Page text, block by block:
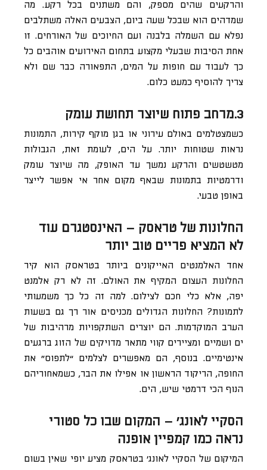
והרקעים שהים מספק, והם משתנים בכל רקע. מה
שמדהים הוא שבכל שעה ביום, הצבעים האלה משתלבים
נפלא עם השמלה בלבנה ועם החיוכים של האורחים. זו
אחת הסיבות שבעלי מקצוע בתחום האירועים אוהבים כל
כך לעבוד עם חופות על המים, התפאורה כבר שם ולא
צריך להוסיף כמעט כלום.
3.מרחב פתוח שיוצר תחושת עומק
כשמצטלמים באולם עירוני או בגן מוקף קירות, התמונות
נראות שטוחות יותר. על הים, לעומת זאת, הגבולות
מטשטשים והרקע נמשך עד האופק, מה שיוצר עומק
ודרמטיות בתמונות שבאף מקום אחר אי אפשר לייצר
באופן טבעי.
החלונות של טראסק – האינסטגרם עוד
לא המציא פריים טוב יותר
אחד האלמנטים האייקונים ביותר בטראסק הוא קיר
החלונות העצום המקיף את האולם. זה לא רק אלמנט
יפה, אלא כלי חכם לצילום. למה זה כל כך משמעותי
לתמונות? החלונות הגדולים מכניסים אור רך גם בשעות
הערב המוקדמות. הם יוצרים השתקפויות מרהיבות של
ים ושמיים ומציירים קווי מתאר מדויקים של הזוג ברגעים
אינטימיים. בנוסף, הם מאפשרים לצלמים “לתפוס” את
החופה, הריקוד הראשון או אפילו את הבר, כשמאחוריהם
הנוף הכי דרמטי שיש, הים.
הסקיי לאונג’ – המקום שבו כל סטורי
נראה כמו קמפיין אופנה
המיקום של הסקיי לאונג’ בטראסק מציע יופי שאין בשום